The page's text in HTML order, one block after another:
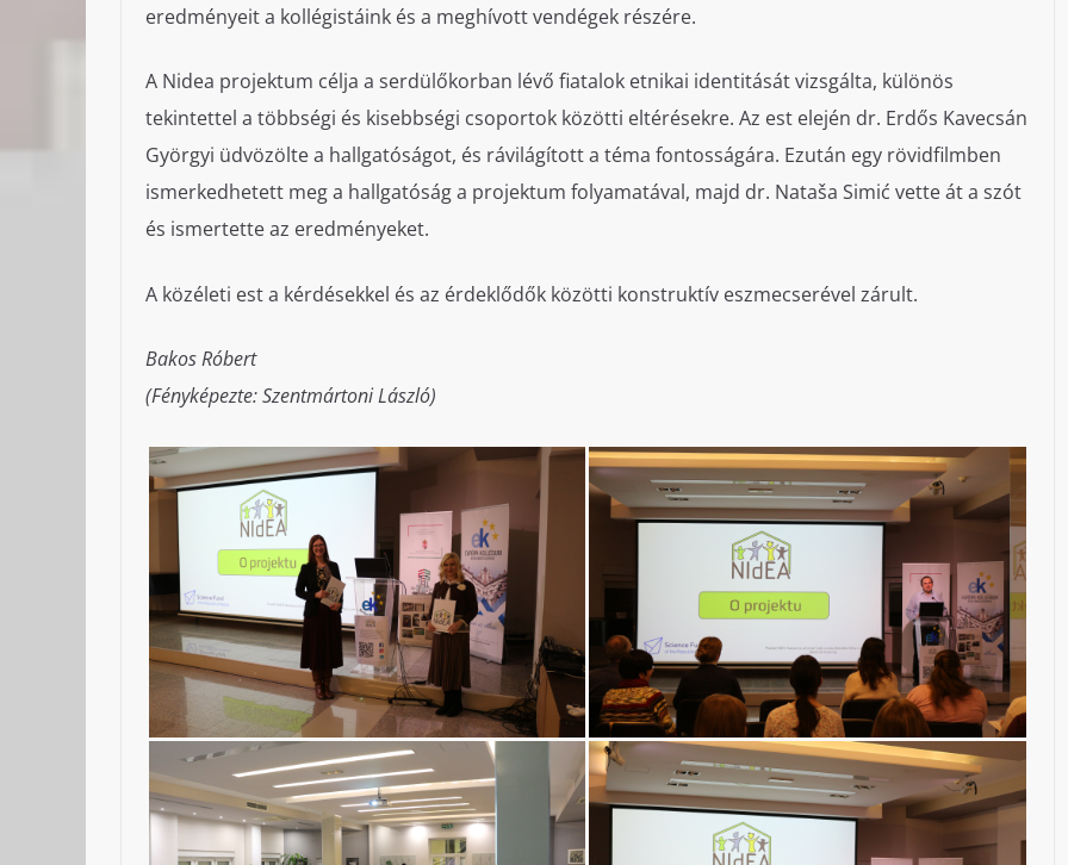
eredményeit a kollégistáink és a meghívott vendégek részére.
A Nidea projektum célja a serdülőkorban lévő fiatalok etnikai identitását vizsgálta, különös
tekintettel a többségi és kisebbségi csoportok közötti eltérésekre. Az est elején dr. Erdős Kavecsán
Györgyi üdvözölte a hallgatóságot, és rávilágított a téma fontosságára. Ezután egy rövidfilmben
ismerkedhetett meg a hallgatóság a projektum folyamatával, majd dr. Nataša Simić vette át a szót
és ismertette az eredményeket.
A közéleti est a kérdésekkel és az érdeklődők közötti konstruktív eszmecserével zárult.
Bakos Róbert
(Fényképezte: Szentmártoni László)